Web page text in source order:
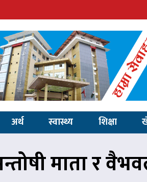
अर्थ स्वास्थ्य शिक्षा
माता र